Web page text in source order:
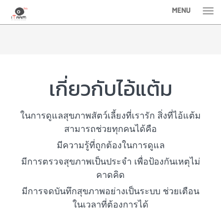
MENU
เกี่ยวกับไอ้แต้ม
ในการดูแลสุขภาพสัตว์เลี้ยงที่เรารัก สิ่งที่ไอ้แต้ม
สามารถช่วยทุกคนได้คือ
มีความรู้ที่ถูกต้องในการดูแล
มีการตรวจสุขภาพเป็นประจำ เพื่อป้องกันเหตุไม่
คาดคิด
มีการจดบันทึกสุขภาพอย่างเป็นระบบ ช่วยเตือน
ในเวลาที่ต้องการได้